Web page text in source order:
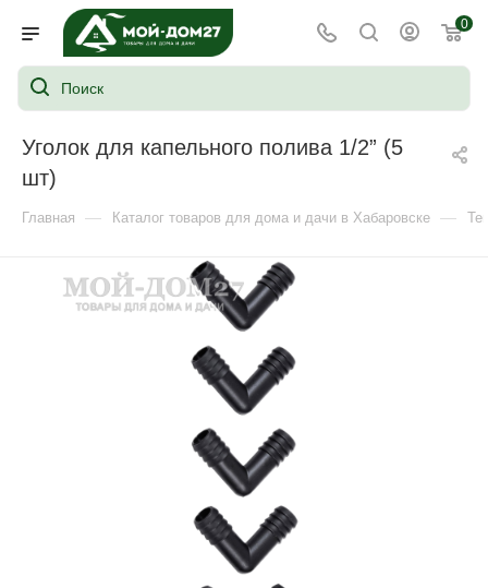
0
Уголок для капельного полива 1/2” (5
шт)
Главная — Каталог товаров для дома и дачи в Хабаровске —